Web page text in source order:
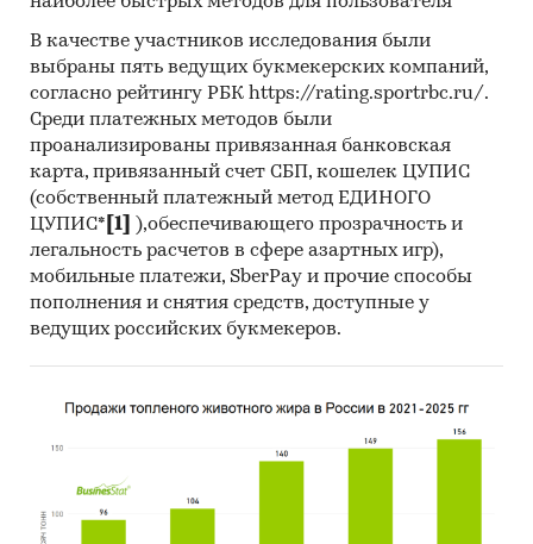
В качестве участников исследования были
выбраны пять ведущих букмекерских компаний,
согласно рейтингу РБК https://rating.sportrbc.ru/.
Среди платежных методов были
проанализированы привязанная банковская
карта, привязанный счет СБП, кошелек ЦУПИС
(собственный платежный метод ЕДИНОГО
ЦУПИС* [1]
),обеспечивающего прозрачность и
легальность расчетов в сфере азартных игр),
мобильные платежи, SberPay и прочие способы
пополнения и снятия средств, доступные у
ведущих российских букмекеров.